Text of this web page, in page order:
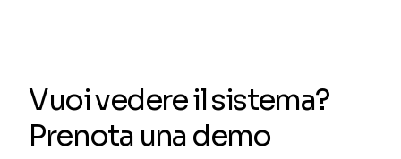
Vuoi vedere il sistema?
Prenota una demo